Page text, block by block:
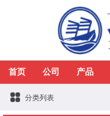
首页 公司 产品
分类列表